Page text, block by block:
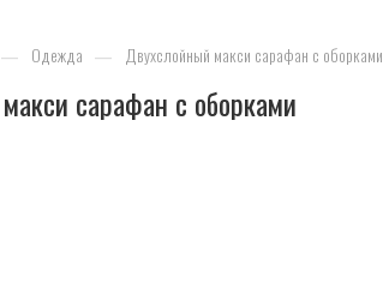
— Одежда — Двухслойный макси сарафан с оборками
сарафан с оборками